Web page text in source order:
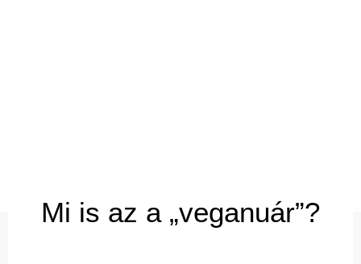
Mi is az a „veganuár”?